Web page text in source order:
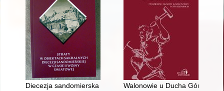
Diecezja sandomierska w latach II wojny światowej 1939-1945
Walonowie u Ducha Gór :